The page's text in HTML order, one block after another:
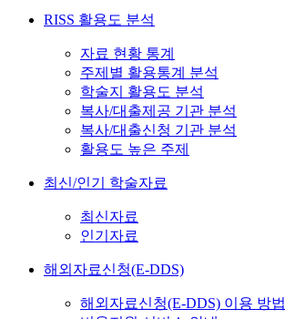
RISS 활용도 분석
자료 현황 통계
주제별 활용통계 분석
학술지 활용도 분석
복사/대출제공 기관 분석
복사/대출신청 기관 분석
활용도 높은 주제
최신/인기 학술자료
최신자료
인기자료
해외자료신청(E-DDS)
해외자료신청(E-DDS) 이용 방법